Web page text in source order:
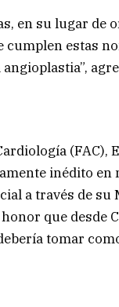
en su lugar de
estas
(FAC),
inédito en
a través de su
que desde
tomar